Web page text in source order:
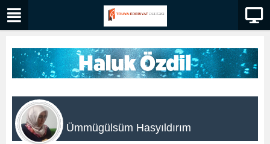
Ümmügülsüm Hasyıldırım